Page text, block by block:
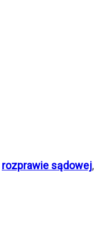
rozprawie sądowej,